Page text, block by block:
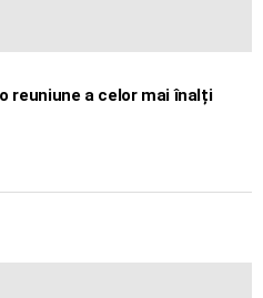
reuniune a celor mai înalți